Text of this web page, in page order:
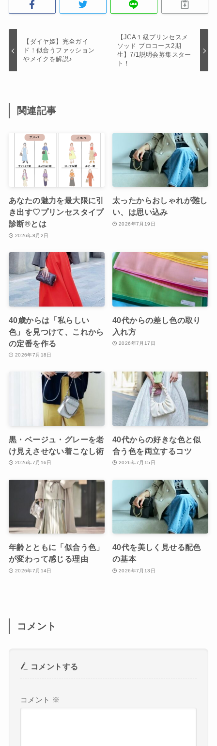
【ダイヤ姫】完全ガイ
ド！似合うファッション
やメイクを解説♪
【JCA１級プリンセスメ
ソッド プロコース2期
生】7/1説明会募集スター
ト！
関連記事
あなたの魅力を最大限に引
き出す♡プリンセスタイプ
診断®︎とは
2026年8月2日
太ったからおしゃれが難し
い、は思い込み
2026年7月19日
40歳からは「私らしい
色」を見つけて、これから
の定番を作る
2026年7月18日
40代からの差し色の取り
入れ方
2026年7月17日
黒・ベージュ・グレーを老
け見えさせない着こなし術
2026年7月16日
40代からの好きな色と似
合う色を両立するコツ
2026年7月15日
年齢とともに「似合う色」
が変わって感じる理由
2026年7月14日
40代を美しく見せる配色
の基本
2026年7月13日
コメント
コメントする
コメント ※